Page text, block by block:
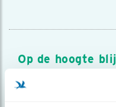
Op de hoogte
Meld je aan en
over vogels en